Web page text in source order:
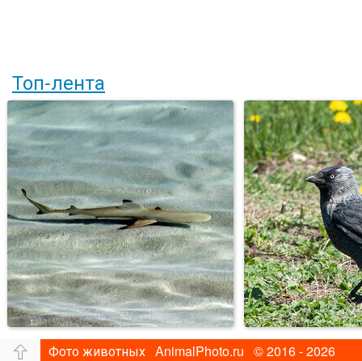
Топ-лента
Фото животных AnimalPhoto.ru © 2016 - 2026